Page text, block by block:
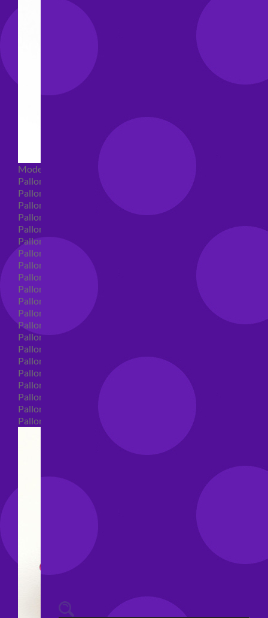
Modellabili
Palloncini mongolfiera in lattice
Palloncini Mini Shape
Palloncini Shape
Palloncini nascita shape
Palloncini Battesimo shape
Palloncini Altre Ricorrenze Shape
Palloncini primo compleanno shape
Palloncini Animali Shape
Palloncini Personaggi shape
Palloncini comunione shape
Palloncini Cresima shape
Palloncini laurea shape
Palloncini compleanno shape
Palloncini 18 anni shape
Palloncini 30 anni shape
Palloncini 40 anni shape
Palloncini 50 anni shape
Palloncini 60/70/80/90/100 anni shape
Palloncini Matrimonio shape
Palloncini Anniversario shape
Palloncini generici shape